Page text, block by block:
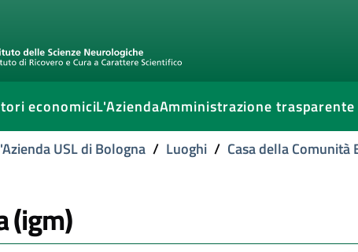
economiciL'AziendaAmministrazione trasparente
USL di Bologna / Luoghi / Casa della Comunità
(igm)